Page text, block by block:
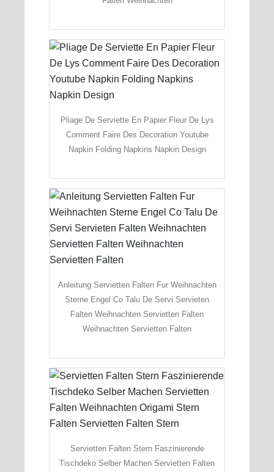
Pliage De Serviette En Papier Fleur De Lys
Comment Faire Des Decoration Youtube
Napkin Folding Napkins Napkin Design
Anleitung Servietten Falten Fur Weihnachten
Sterne Engel Co Talu De Servi Servieten
Falten Weihnachten Servietten Falten
Weihnachten Servietten Falten
Servietten Falten Stern Faszinierende
Tischdeko Selber Machen Servietten Falten